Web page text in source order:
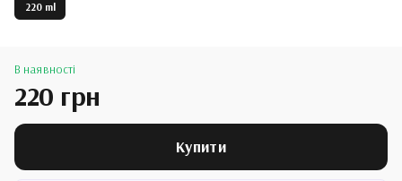
220 ml
В наявності
220 грн
Купити